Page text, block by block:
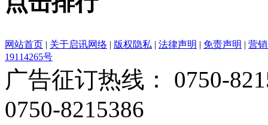
网站首页 | 关于启讯网络 | 版权隐私 | 法律声明 | 免责声明 | 营
19114265号
广告征订热线： 0750-
0750-8215386